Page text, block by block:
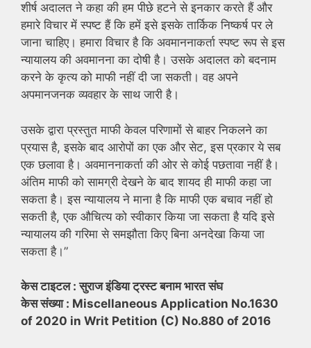
शीर्ष अदालत ने कहा की हम पीछे हटने से इनकार करते हैं और
हमारे विचार में स्पष्ट हैं कि हमें इसे इसके तार्किक निष्कर्ष पर ले
जाना चाहिए। हमारा विचार है कि अवमाननाकर्ता स्पष्ट रूप से इस
न्यायालय की अवमानना ​​​​का दोषी है। उसके अदालत को बदनाम
करने के कृत्य को माफी नहीं दी जा सकती। वह अपने
अपमानजनक व्यवहार के साथ जारी है।
उसके द्वारा प्रस्तुत माफी केवल परिणामों से बाहर निकलने का
प्रयास है, इसके बाद आरोपों का एक और सेट, इस प्रकार ये सब
एक छलावा है। अवमाननाकर्ता की ओर से कोई पछतावा नहीं है।
अंतिम माफी को सामग्री देखने के बाद शायद ही माफी कहा जा
सकता है। इस न्यायालय ने माना है कि माफी एक बचाव नहीं हो
सकती है, एक औचित्य को स्वीकार किया जा सकता है यदि इसे
न्यायालय की गरिमा से समझौता किए बिना अनदेखा किया जा
सकता है।”
केस टाइटल : सुराज इंडिया ट्रस्ट बनाम भारत संघ
केस संख्या : Miscellaneous Application No.1630
of 2020 in Writ Petition (C) No.880 of 2016